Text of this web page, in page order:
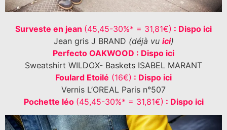
Surveste en jean (45,45-30%* = 31,81€) : Dispo ici
Jean gris J BRAND (déjà vu ici)
Perfecto OAKWOOD : Dispo ici
Sweatshirt WILDOX- Baskets ISABEL MARANT
Foulard Etoilé (16€) : Dispo ici
Vernis L’OREAL Paris n°507
Pochette léo (45,45-30%* = 31,81€) : Dispo ici